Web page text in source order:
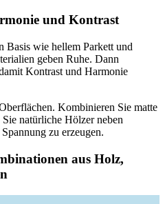
und Kontrast
Basis wie hellem Parkett und
geben Ruhe. Dann
Kontrast und Harmonie
Kombinieren Sie matte
natürliche Hölzer neben
zu erzeugen.
aus Holz,